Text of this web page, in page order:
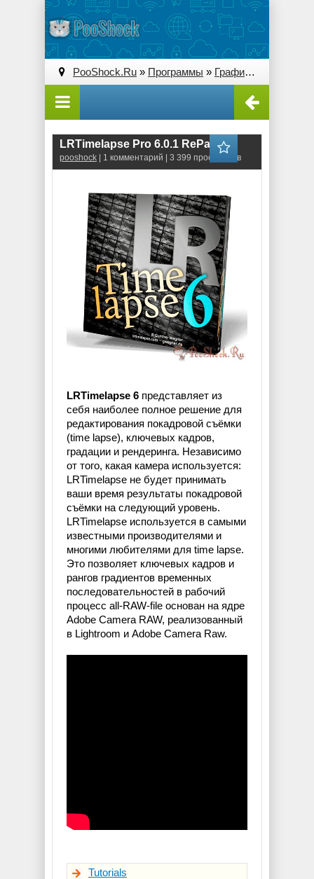
PooShock.Ru » Программы » Графические редакторы (2D)
LRTimelapse Pro 6.0.1 RePack
pooshock | 1 комментарий | 3 399 просмотров
LRTimelapse 6 представляет из
себя наиболее полное решение для
редактирования покадровой съёмки
(time lapse), ключевых кадров,
градации и рендеринга. Независимо
от того, какая камера используется:
LRTimelapse не будет принимать
ваши время результаты покадровой
съёмки на следующий уровень.
LRTimelapse используется в самыми
известными производителями и
многими любителями для time lapse.
Это позволяет ключевых кадров и
рангов градиентов временных
последовательностей в рабочий
процесс all-RAW-file основан на ядре
Adobe Camera RAW, реализованный
в Lightroom и Adobe Camera Raw.
Tutorials